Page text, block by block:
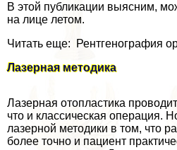
В этой публикации выясним,
на лице летом.
Читать еще: Рентгенография
Лазерная методика
Лазерная отопластика
что и классическая операция.
лазерной методики в том, что
более точно и пациент